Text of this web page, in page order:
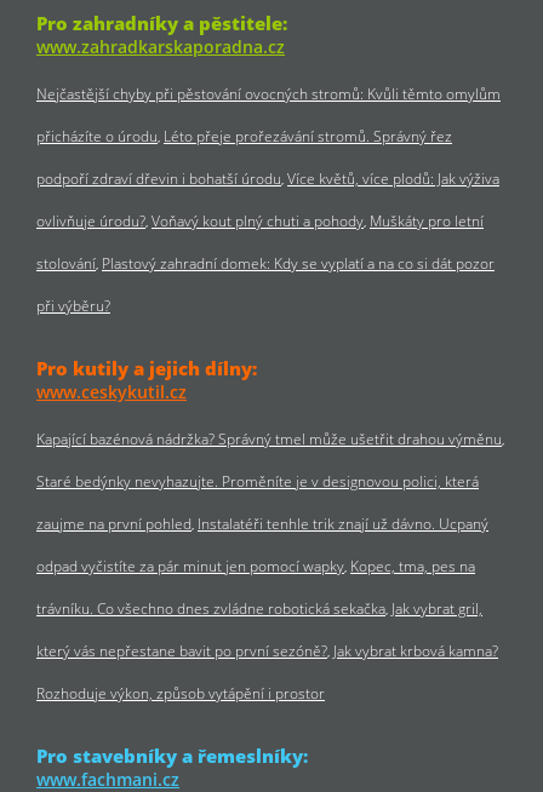
Pro zahradníky a pěstitele:
www.zahradkarskaporadna.cz
Nejčastější chyby při pěstování ovocných stromů: Kvůli těmto omylům
přicházíte o úrodu Léto přeje prořezávání stromů. Správný řez
podpoří zdraví dřevin i bohatší úrodu Více květů, více plodů: Jak výživa
ovlivňuje úrodu? Voňavý kout plný chuti a pohody Muškáty pro letní
stolování Plastový zahradní domek: Kdy se vyplatí a na co si dát pozor
při výběru?
Pro kutily a jejich dílny:
www.ceskykutil.cz
Kapající bazénová nádržka? Správný tmel může ušetřit drahou výměnu
Staré bedýnky nevyhazujte. Proměníte je v designovou polici, která
zaujme na první pohled Instalatéři tenhle trik znají už dávno. Ucpaný
odpad vyčistíte za pár minut jen pomocí wapky Kopec, tma, pes na
trávníku. Co všechno dnes zvládne robotická sekačka Jak vybrat gril,
který vás nepřestane bavit po první sezóně? Jak vybrat krbová kamna?
Rozhoduje výkon, způsob vytápění i prostor
Pro stavebníky a řemeslníky:
www.fachmani.cz